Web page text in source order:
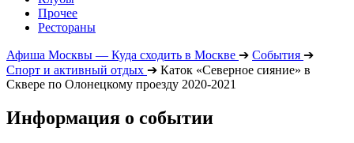
Прочее
Рестораны
Афиша Москвы — Куда сходить в Москве ➔ События ➔
Спорт и активный отдых ➔ Каток «Северное сияние» в
Сквере по Олонецкому проезду 2020-2021
Информация о событии